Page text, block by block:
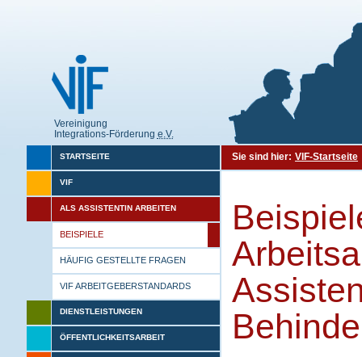
Vereinigung
Integrations-Förderung e.V.
STARTSEITE
VIF
ALS ASSISTENTIN ARBEITEN
BEISPIELE
HÄUFIG GESTELLTE FRAGEN
VIF ARBEITGEBERSTANDARDS
DIENSTLEISTUNGEN
ÖFFENTLICHKEITSARBEIT
Sie sind hier: VIF-Startseite